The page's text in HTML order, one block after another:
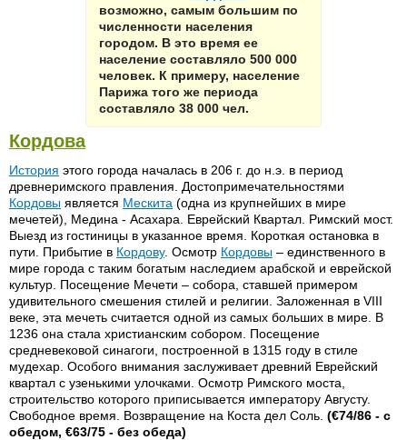
возможно, самым большим по
численности населения
городом. В это время ее
население составляло 500 000
человек. К примеру, население
Парижа того же периода
составляло 38 000 чел.
Кордова
История этого города началась в 206 г. до н.э. в период
древнеримского правления. Достопримечательностями
Кордовы является Мескита (одна из крупнейших в мире
мечетей), Медина - Асахара. Еврейский Квартал. Римский мост.
Выезд из гостиницы в указанное время. Короткая остановка в
пути. Прибытие в Кордову. Осмотр Кордовы – единственного в
мире города с таким богатым наследием арабской и еврейской
культур. Посещение Мечети – собора, ставшей примером
удивительного смешения стилей и религии. Заложенная в VIII
веке, эта мечеть считается одной из самых больших в мире. В
1236 она стала христианским собором. Посещение
средневековой синагоги, построенной в 1315 году в стиле
мудехар. Особого внимания заслуживает древний Еврейский
квартал с узенькими улочками. Осмотр Римского моста,
строительство которого приписывается императору Августу.
Свободное время. Возвращение на Коста дел Соль. (€74/86 - с
обедом, €63/75 - без обеда)